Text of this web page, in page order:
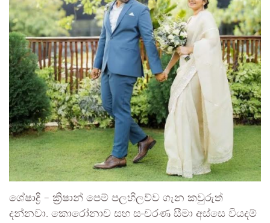
ශේෂාද්‍රි – ක්‍රිෂාන් පෙම් පලහිලව්ව ගැන කවුරුත්
දන්නවා. කොරෝනාව සහ සංචරණ සීමා අස්සෙ වියදම්